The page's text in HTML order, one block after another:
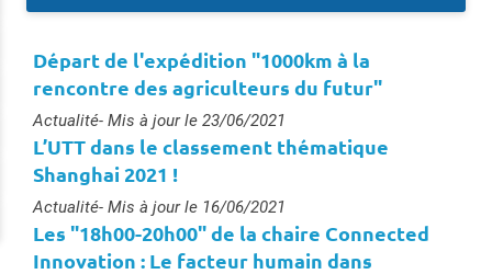
Départ de l'expédition "1000km à la
rencontre des agriculteurs du futur"
Type :
Actualité- Mis à jour le 23/06/2021
L’UTT dans le classement thématique
Shanghai 2021 !
Type :
Actualité- Mis à jour le 16/06/2021
Les "18h00-20h00" de la chaire Connected
Innovation : Le facteur humain dans